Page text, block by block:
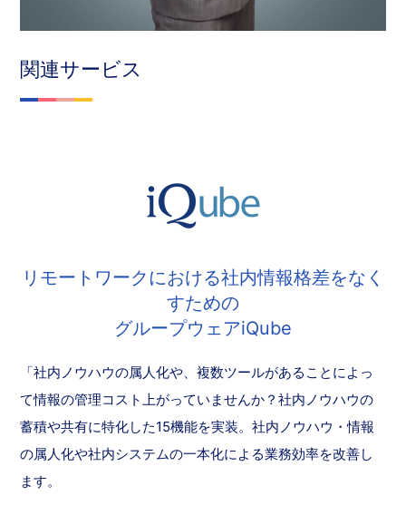
関連サービス
リモートワークにおける社内情報格差をなく
すための
グループウェアiQube
「社内ノウハウの属人化や、複数ツールがあることによっ
て情報の管理コスト上がっていませんか？社内ノウハウの
蓄積や共有に特化した15機能を実装。社内ノウハウ・情報
の属人化や社内システムの一本化による業務効率を改善し
ます。